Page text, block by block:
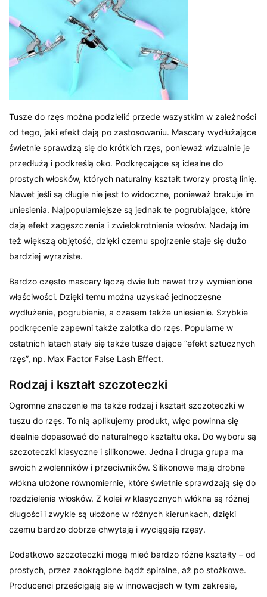
Tusze do rzęs można podzielić przede wszystkim w zależności
od tego, jaki efekt dają po zastosowaniu. Mascary wydłużające
świetnie sprawdzą się do krótkich rzęs, ponieważ wizualnie je
przedłużą i podkreślą oko. Podkręcające są idealne do
prostych włosków, których naturalny kształt tworzy prostą linię.
Nawet jeśli są długie nie jest to widoczne, ponieważ brakuje im
uniesienia. Najpopularniejsze są jednak te pogrubiające, które
dają efekt zagęszczenia i zwielokrotnienia włosów. Nadają im
też większą objętość, dzięki czemu spojrzenie staje się dużo
bardziej wyraziste.
Bardzo często mascary łączą dwie lub nawet trzy wymienione
właściwości. Dzięki temu można uzyskać jednoczesne
wydłużenie, pogrubienie, a czasem także uniesienie. Szybkie
podkręcenie zapewni także zalotka do rzęs. Popularne w
ostatnich latach stały się także tusze dające “efekt sztucznych
rzęs”, np. Max Factor False Lash Effect.
Rodzaj i kształt szczoteczki
Ogromne znaczenie ma także rodzaj i kształt szczoteczki w
tuszu do rzęs. To nią aplikujemy produkt, więc powinna się
idealnie dopasować do naturalnego kształtu oka. Do wyboru są
szczoteczki klasyczne i silikonowe. Jedna i druga grupa ma
swoich zwolenników i przeciwników. Silikonowe mają drobne
włókna ułożone równomiernie, które świetnie sprawdzają się do
rozdzielenia włosków. Z kolei w klasycznych włókna są różnej
długości i zwykle są ułożone w różnych kierunkach, dzięki
czemu bardzo dobrze chwytają i wyciągają rzęsy.
Dodatkowo szczoteczki mogą mieć bardzo różne kształty – od
prostych, przez zaokrąglone bądź spiralne, aż po stożkowe.
Producenci prześcigają się w innowacjach w tym zakresie,